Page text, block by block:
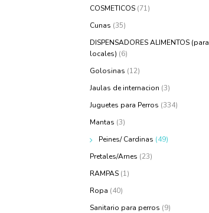
COSMETICOS (71)
Cunas (35)
DISPENSADORES ALIMENTOS (para
locales) (6)
Golosinas (12)
Jaulas de internacion (3)
Juguetes para Perros (334)
Mantas (3)
Peines/ Cardinas (49)
Pretales/Arnes (23)
RAMPAS (1)
Ropa (40)
Sanitario para perros (9)